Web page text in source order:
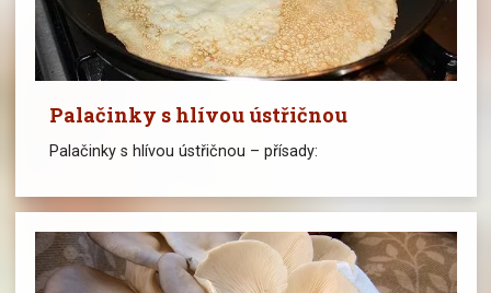
Palačinky s hlívou ústřičnou
Palačinky s hlívou ústřičnou – přísady: